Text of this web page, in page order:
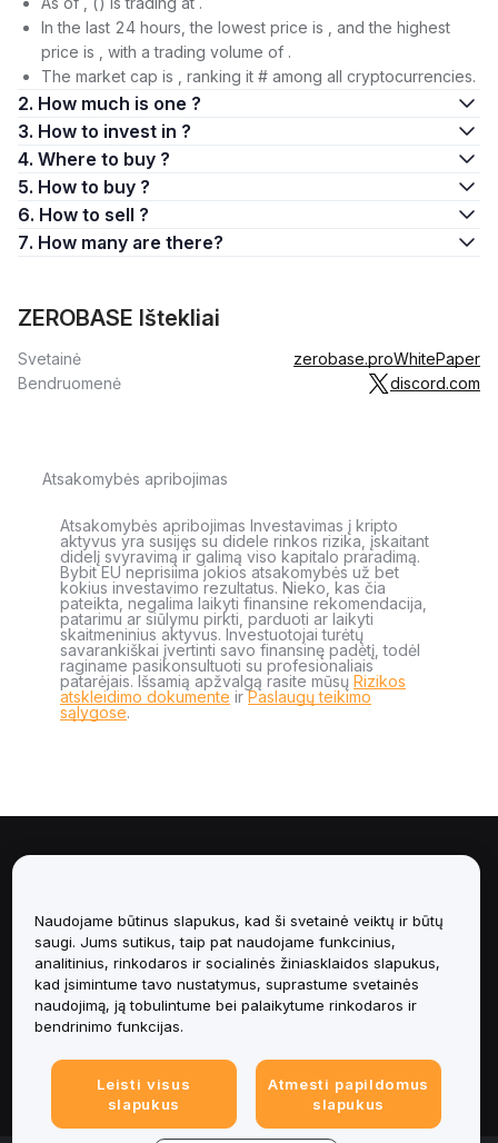
In the last 24 hours, the lowest price is , and the highest
price is , with a trading volume of .
The market cap is , ranking it # among all cryptocurrencies.
2. How much is one ?
3. How to invest in ?
4. Where to buy ?
5. How to buy ?
6. How to sell ?
7. How many are there?
ZEROBASE Ištekliai
Svetainė zerobase.proWhitePaper
Bendruomenė
discord.com
Atsakomybės apribojimas
Atsakomybės apribojimas Investavimas į kripto
aktyvus yra susijęs su didele rinkos rizika, įskaitant
didelį svyravimą ir galimą viso kapitalo praradimą.
Bybit EU neprisiima jokios atsakomybės už bet
kokius investavimo rezultatus. Nieko, kas čia
pateikta, negalima laikyti finansine rekomendacija,
patarimu ar siūlymu pirkti, parduoti ar laikyti
skaitmeninius aktyvus. Investuotojai turėtų
savarankiškai įvertinti savo finansinę padėtį, todėl
raginame pasikonsultuoti su profesionaliais
patarėjais. Išsamią apžvalgą rasite mūsų Rizikos
atskleidimo dokumente irPaslaugų teikimo
sąlygose.
Paslaugos
Pagalba
Produktai
Teisinė informacija
Naudojame būtinus slapukus, kad ši svetainė veiktų ir būtų
saugi. Jums sutikus, taip pat naudojame funkcinius,
analitinius, rinkodaros ir socialinės žiniasklaidos slapukus,
kad įsimintume tavo nustatymus, suprastume svetainės
naudojimą, ją tobulintume bei palaikytume rinkodaros ir
bendrinimo funkcijas.
Leisti visus
slapukus
Atmesti papildomus
slapukus